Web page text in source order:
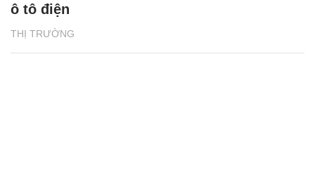
THỊ TRƯỜNG
ô tô điện